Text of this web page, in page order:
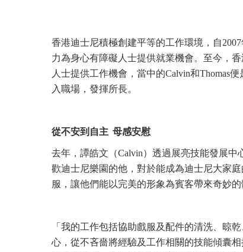
香港迪士尼積極創建平等的工作環境，自
力為身心有障礙人士提供就業機會。至今，
人士提供工作機會，當中的Calvin和Thomas
入職場，發揮所長。
從不安到自主 母感安慰
去年，譚皓文（Calvin）透過展亮技能發展
歡迪士尼樂園的他，對於能成為迪士尼大家
服，讓他們能以完美的形象為賓客帶來奇妙的
「我的工作包括協助戲服及配件的清洗、晾
心，從不吝嗇將經驗及工作相關的技能傾囊